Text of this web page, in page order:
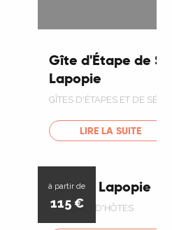
Gîte d'Étape de
Lapopie
GÎTES D'ÉTAPES ET DE
LIRE LA SUITE
à partir de
115€
Maison Lapopie
CHAMBRE D'HÔTES